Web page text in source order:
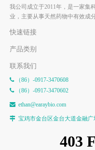
我公司成立于2011年，是一家集
业，主要从事天然药物中有效成
快速链接
产品类别
联系我们
（86）-0917-3470608
（86）-0917-3470602
 ethan@earaybio.com
 宝鸡市金台区金台大道金融广